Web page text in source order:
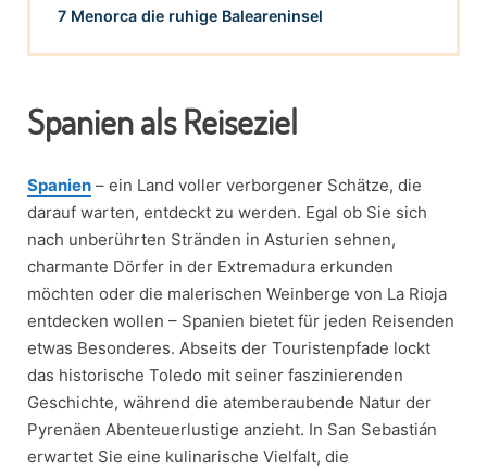
7 Menorca die ruhige Baleareninsel
Spanien als Reiseziel
Spanien – ein Land voller verborgener Schätze, die
darauf warten, entdeckt zu werden. Egal ob Sie sich
nach unberührten Stränden in Asturien sehnen,
charmante Dörfer in der Extremadura erkunden
möchten oder die malerischen Weinberge von La Rioja
entdecken wollen – Spanien bietet für jeden Reisenden
etwas Besonderes. Abseits der Touristenpfade lockt
das historische Toledo mit seiner faszinierenden
Geschichte, während die atemberaubende Natur der
Pyrenäen Abenteuerlustige anzieht. In San Sebastián
erwartet Sie eine kulinarische Vielfalt, die